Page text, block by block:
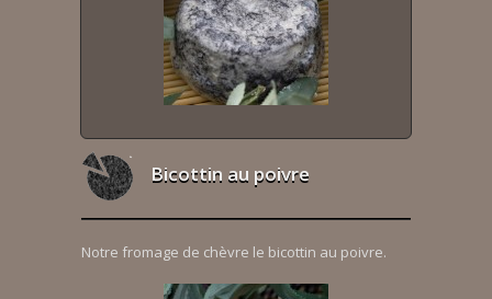
Bicottin au poivre
Notre fromage de chèvre le bicottin au poivre.